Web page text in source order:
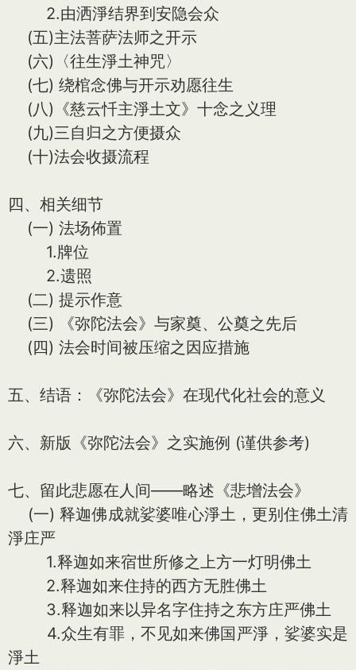
2.由洒淨结界到安隐会众
(五)主法菩萨法师之开示
(六)〈往生淨土神咒〉
(七) 绕棺念佛与开示劝愿往生
(八)《慈云忏主淨土文》十念之义理
(九)三自归之方便摄众
(十)法会收摄流程
四、相关细节
(一) 法场佈置
1.牌位
2.遗照
(二) 提示作意
(三) 《弥陀法会》与家奠、公奠之先后
(四) 法会时间被压缩之因应措施
五、结语：《弥陀法会》在现代化社会的意义
六、新版《弥陀法会》之实施例 (谨供参考)
七、留此悲愿在人间——略述《悲增法会》
(一) 释迦佛成就娑婆唯心淨土，更别住佛土清
淨庄严
1.释迦如来宿世所修之上方一灯明佛土
2.释迦如来住持的西方无胜佛土
3.释迦如来以异名字住持之东方庄严佛土
4.众生有罪，不见如来佛国严淨，娑婆实是
淨土